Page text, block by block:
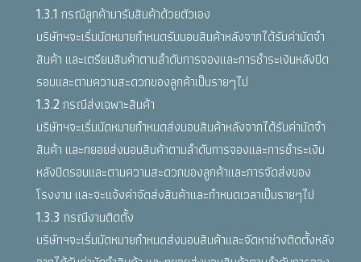
1.3.1 กรณีลูกค้ามารับสินค้าด้วยตัวเอง
บริษัทฯจะเริ่มนัดหมายกำหนดรับมอบสินค้าหลังจากได้รับค่ามัดจำ
สินค้า และเตรียมสินค้าตามลำดับการจองและการชำระเงินหลังปิด
รอบและตามความสะดวกของลูกค้าเป็นรายๆไป
1.3.2 กรณีส่งเฉพาะสินค้า
บริษัทฯจะเริ่มนัดหมายกำหนดส่งมอบสินค้าหลังจากได้รับค่ามัดจำ
สินค้า และทยอยส่งมอบสินค้าตามลำดับการจองและการชำระเงิน
หลังปิดรอบและตามความสะดวกของลูกค้าและการจัดส่งของ
โรงงาน และจะแจ้งค่าจัดส่งสินค้าและกำหนดเวลาเป็นรายๆไป
1.3.3 กรณีงานติดตั้ง
บริษัทฯจะเริ่มนัดหมายกำหนดส่งมอบสินค้าและจัดหาช่างติดตั้งหลัง